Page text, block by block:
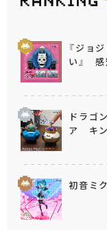
『ジョ
い』 感
ドラゴ
ア キン
初音